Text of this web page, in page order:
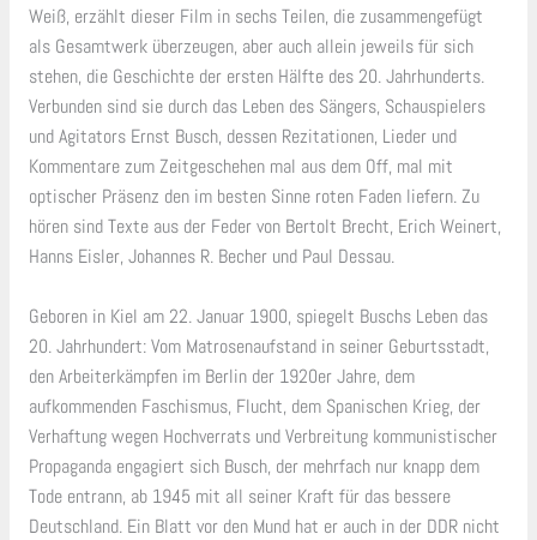
Weiß, erzählt dieser Film in sechs Teilen, die zusammengefügt
als Gesamtwerk überzeugen, aber auch allein jeweils für sich
stehen, die Geschichte der ersten Hälfte des 20. Jahrhunderts.
Verbunden sind sie durch das Leben des Sängers, Schauspielers
und Agitators Ernst Busch, dessen Rezitationen, Lieder und
Kommentare zum Zeitgeschehen mal aus dem Off, mal mit
optischer Präsenz den im besten Sinne roten Faden liefern. Zu
hören sind Texte aus der Feder von Bertolt Brecht, Erich Weinert,
Hanns Eisler, Johannes R. Becher und Paul Dessau.
Geboren in Kiel am 22. Januar 1900, spiegelt Buschs Leben das
20. Jahrhundert: Vom Matrosenaufstand in seiner Geburtsstadt,
den Arbeiterkämpfen im Berlin der 1920er Jahre, dem
aufkommenden Faschismus, Flucht, dem Spanischen Krieg, der
Verhaftung wegen Hochverrats und Verbreitung kommunistischer
Propaganda engagiert sich Busch, der mehrfach nur knapp dem
Tode entrann, ab 1945 mit all seiner Kraft für das bessere
Deutschland. Ein Blatt vor den Mund hat er auch in der DDR nicht